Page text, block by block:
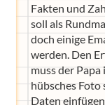
Fakten und
soll als
doch einige
werden. Den
muss der
hübsches
Daten